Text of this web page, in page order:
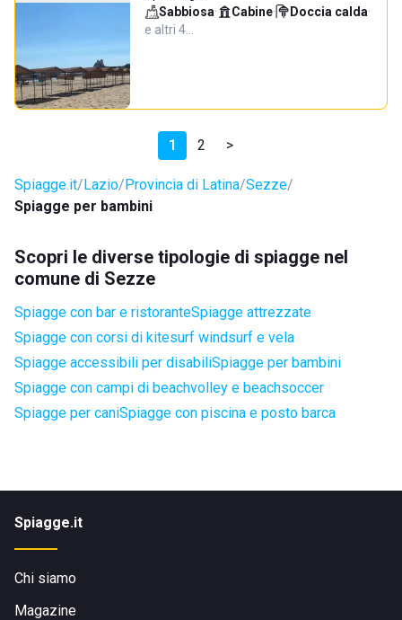
Sabbiosa· Cabine· Doccia calda·
e altri 4…
1 2 >
Spiagge.it Lazio Provincia di Latina Sezze
Spiagge per bambini
Scopri le diverse tipologie di spiagge nel
comune di Sezze
Spiagge con bar e ristoranteSpiagge attrezzate
Spiagge con corsi di kitesurf windsurf e vela
Spiagge accessibili per disabiliSpiagge per bambini
Spiagge con campi di beachvolley e beachsoccer
Spiagge per caniSpiagge con piscina e posto barca
Spiagge.it
Chi siamo
Magazine